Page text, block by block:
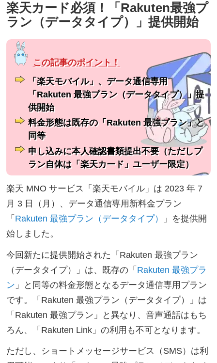
楽天カード必須！「Rakuten最強プ
ラン（データタイプ）」提供開始
「楽天モバイル」、データ通信専用
「Rakuten 最強プラン（データタイプ）」提
供開始
料金形態は既存の「Rakuten 最強プラン」と
同等
申し込みに本人確認書類提出不要（ただしプ
ラン自体は「楽天カード」ユーザー限定）
楽天 MNO サービス「楽天モバイル」は 2023 年 7
月 3 日（月）、データ通信専用新料金プラン
「 Rakuten 最強プラン（データタイプ）
」を提供開
始しました。
今回新たに提供開始された「Rakuten 最強プラン
（データタイプ）」は、既存の「 Rakuten 最強プラ
ン 」と同等の料金形態となるデータ通信専用プラン
です。「Rakuten 最強プラン（データタイプ）」は
「Rakuten 最強プラン」と異なり、音声通話はもち
ろん、「Rakuten Link」の利用も不可となります。
ただし、ショートメッセージサービス（SMS）は利